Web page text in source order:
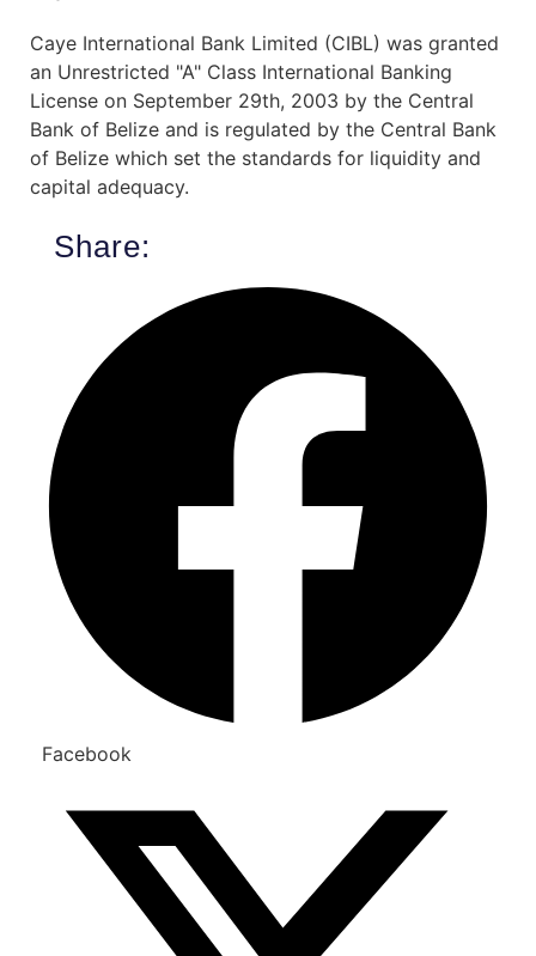
Caye International Bank Limited (CIBL) was granted
an Unrestricted "A" Class International Banking
License on September 29th, 2003 by the Central
Bank of Belize and is regulated by the Central Bank
of Belize which set the standards for liquidity and
capital adequacy.
Share:
Facebook